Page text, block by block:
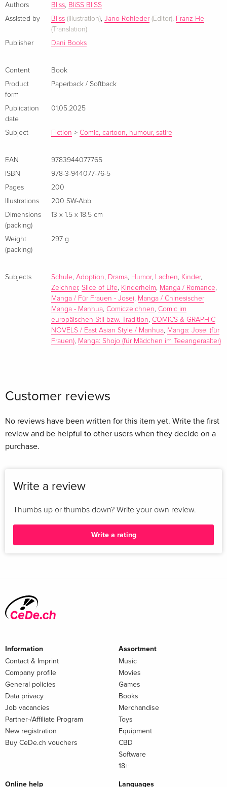
Werks zu Papier zu bringen.Nach einigem Hin und Her
beschließt Mr. Wolf, Helena mit Rat und Tat zur Seite zu
stehen. Ob hinter der harten Schale des mysteriösen, oft
ruppig wirkenden Autors wohl doch ein weicher Kern steckt?
taiwanischen Golden Comic Award 2023 ausgezeichnet
wurde.
Authors Bliss, BliSS BliSS
Assisted by
Bliss (Illustration), Jano Rohleder(Editor), Franz He
(Translation)
Publisher
Dani Books
Content
Book
Product
form
Paperback / Softback
Publication
date
01.05.2025
Subject Fiction > Comic, cartoon, humour, satire
EAN
9783944077765
ISBN
978-3-944077-76-5
Pages
200
Illustrations
200 SW-Abb.
Dimensions
(packing)
13 x 1.5 x 18.5 cm
Weight
(packing)
297 g
Subjects Schule, Adoption, Drama, Humor, Lachen, Kinder,
Zeichner, Slice of Life, Kinderheim, Manga / Romance,
Manga / Für Frauen - Josei, Manga / Chinesischer
Manga - Manhua, Comiczeichnen, Comic im
europäischen Stil bzw. Tradition, COMICS & GRAPHIC
NOVELS / East Asian Style / Manhua, Manga: Josei (für
Frauen), Manga: Shojo (für Mädchen im Teeangeraalter)
Customer reviews
No reviews have been written for this item yet. Write the first
review and be helpful to other users when they decide on a
purchase.
Write a review
Thumbs up or thumbs down? Write your own review.
Write a rating
Information
Contact & Imprint
Company profile
General policies
Data privacy
Job vacancies
Partner-/Affiliate Program
New registration
Buy CeDe.ch vouchers
Assortment
Music
Movies
Games
Books
Merchandise
Toys
Equipment
CBD
Software
18+
Online help Languages